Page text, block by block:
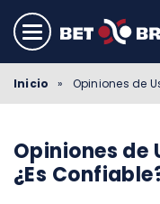
Inicio » Opiniones de
Opiniones de
¿Es